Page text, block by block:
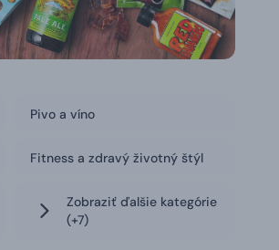
Pivo a víno
Fitness a zdravý životný štýl
Zobraziť ďalšie kategórie
(+7)